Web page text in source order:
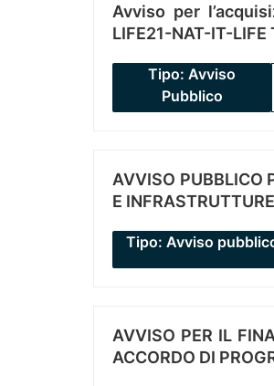
Avviso per
LIFE21-NAT-IT-LIFE
Tipo: Avviso
Pubblico
AVVISO PUBBLICO
E
Tipo: Avviso
AVVISO PER IL
ACCORDO DI